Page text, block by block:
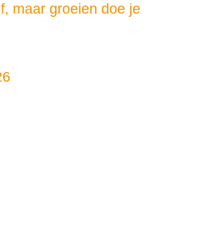
maar groeien doe je